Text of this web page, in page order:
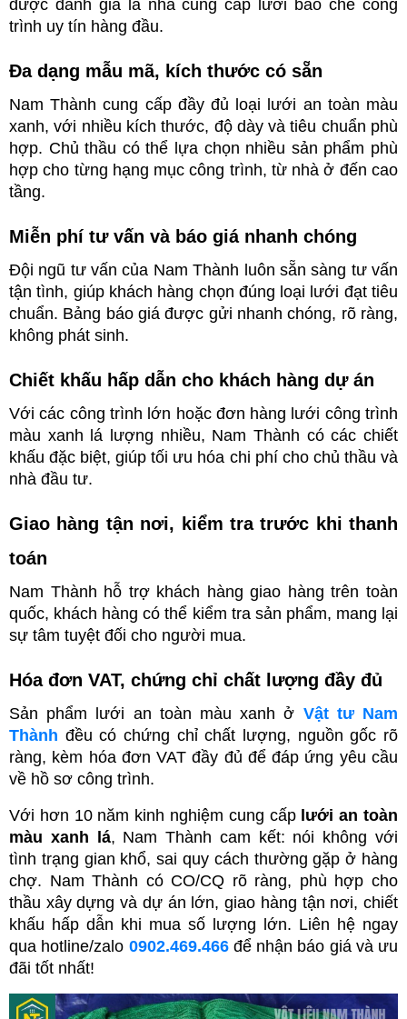
được đánh giá là nhà cung cấp lưới bao che công
trình uy tín hàng đầu.
Đa dạng mẫu mã, kích thước có sẵn
Nam Thành cung cấp đầy đủ loại lưới an toàn màu
xanh, với nhiều kích thước, độ dày và tiêu chuẩn phù
hợp. Chủ thầu có thể lựa chọn nhiều sản phẩm phù
hợp cho từng hạng mục công trình, từ nhà ở đến cao
tầng.
Miễn phí tư vấn và báo giá nhanh chóng
Đội ngũ tư vấn của Nam Thành luôn sẵn sàng tư vấn
tận tình, giúp khách hàng chọn đúng loại lưới đạt tiêu
chuẩn. Bảng báo giá được gửi nhanh chóng, rõ ràng,
không phát sinh.
Chiết khấu hấp dẫn cho khách hàng dự án
Với các công trình lớn hoặc đơn hàng lưới công trình
màu xanh lá lượng nhiều, Nam Thành có các chiết
khấu đặc biệt, giúp tối ưu hóa chi phí cho chủ thầu và
nhà đầu tư.
Giao hàng tận nơi, kiểm tra trước khi thanh
toán
Nam Thành hỗ trợ khách hàng giao hàng trên toàn
quốc, khách hàng có thể kiểm tra sản phẩm, mang lại
sự tâm tuyệt đối cho người mua.
Hóa đơn VAT, chứng chỉ chất lượng đầy đủ
Sản phẩm lưới an toàn màu xanh ở Vật tư Nam
Thành đều có chứng chỉ chất lượng, nguồn gốc rõ
ràng, kèm hóa đơn VAT đầy đủ để đáp ứng yêu cầu
về hồ sơ công trình.
Với hơn 10 năm kinh nghiệm cung cấp lưới an toàn
màu xanh lá, Nam Thành cam kết: nói không với
tình trạng gian khổ, sai quy cách thường gặp ở hàng
chợ. Nam Thành có CO/CQ rõ ràng, phù hợp cho
thầu xây dựng và dự án lớn, giao hàng tận nơi, chiết
khấu hấp dẫn khi mua số lượng lớn. Liên hệ ngay
qua hotline/zalo 0902.469.466 để nhận báo giá và ưu
đãi tốt nhất!